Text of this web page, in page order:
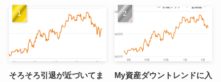
そろそろ引退が近づいてま
My資産ダウントレンドに入